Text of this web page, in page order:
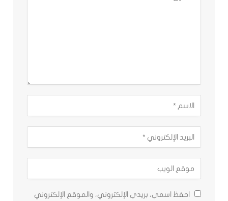
احفظ اسمي، بريدي الإلكتروني، والموقع الإلكتروني